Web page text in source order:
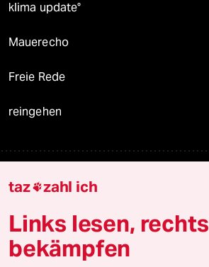
klima update°
Mauerecho
Freie Rede
reingehen
team zukunft
taz frisch
taz zahl ich
Links lesen, rechts
bekämpfen